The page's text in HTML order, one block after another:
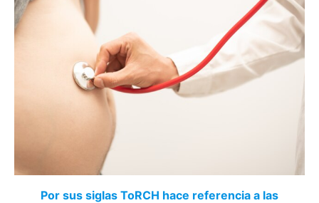
Por sus siglas ToRCH hace referencia a las